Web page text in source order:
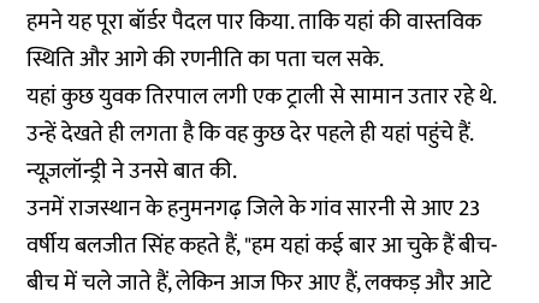
हमने यह पूरा बॉर्डर पैदल पार किया. ताकि यहां की वास्तविक
स्थिति और आगे की रणनीति का पता चल सके.
यहां कुछ युवक तिरपाल लगी एक ट्राली से सामान उतार रहे थे.
उन्हें देखते ही लगता है कि वह कुछ देर पहले ही यहां पहुंचे हैं.
न्यूज़लॉन्ड्री ने उनसे बात की.
उनमें राजस्थान के हनुमनगढ़ जिले के गांव सारनी से आए 23
वर्षीय बलजीत सिंह कहते हैं, "हम यहां कई बार आ चुके हैं बीच-
बीच में चले जाते हैं, लेकिन आज फिर आए हैं, लक्कड़ और आटे